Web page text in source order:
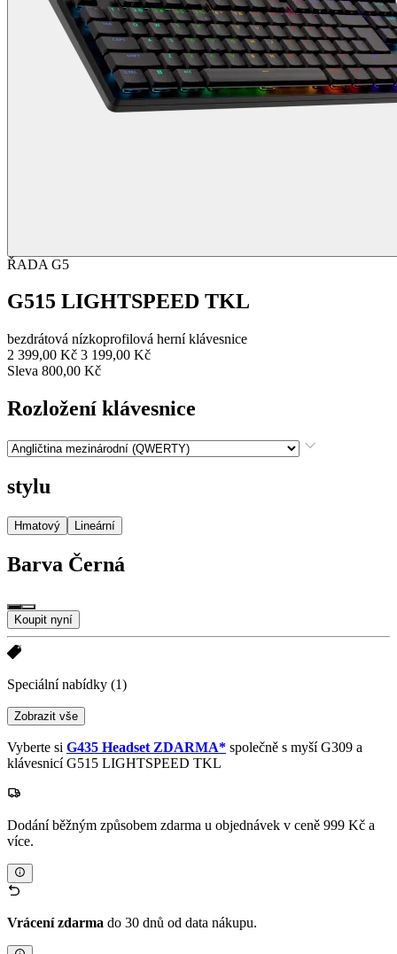
ŘADA G5
G515 LIGHTSPEED TKL
bezdrátová nízkoprofilová herní klávesnice
2 399,00 Kč 3 199,00 Kč
Sleva 800,00 Kč
Rozložení klávesnice
stylu
Hmatový Lineární
Barva Černá
Koupit nyní
Speciální nabídky (1)
Zobrazit vše
Vyberte si G435 Headset ZDARMA* společně s myší G309 a
klávesnicí G515 LIGHTSPEED TKL
Dodání běžným způsobem zdarma u objednávek v ceně 999 Kč a
více.
Vrácení zdarma do 30 dnů od data nákupu.